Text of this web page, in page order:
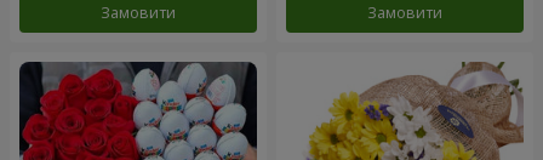
Замовити Замовити